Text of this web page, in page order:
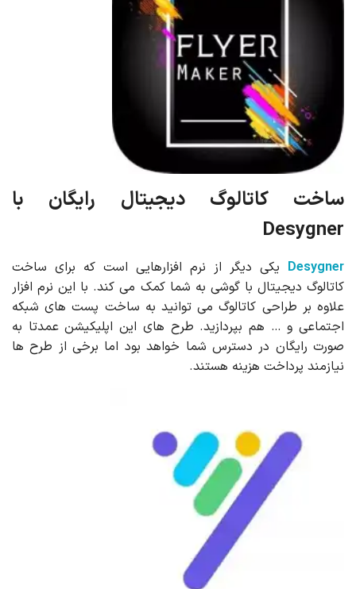
ساخت کاتالوگ دیجیتال رایگان با
Desygner
Desygner یکی دیگر از نرم افزارهایی است که برای ساخت
کاتالوگ دیجیتال با گوشی به شما کمک می کند. با این نرم افزار
علاوه بر طراحی کاتالوگ می توانید به ساخت پست های شبکه
اجتماعی و … هم بپردازید. طرح های این اپلیکیشن عمدتا به
صورت رایگان در دسترس شما خواهد بود اما برخی از طرح ها
نیازمند پرداخت هزینه هستند.